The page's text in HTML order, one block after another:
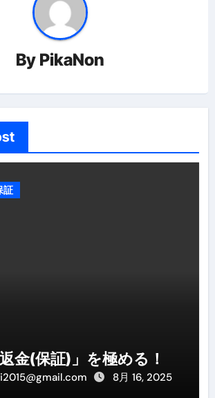
By PikaNon
証
金(保証)」を極める！
8月 16, 2025